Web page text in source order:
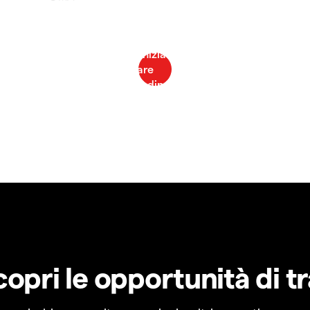
le opportunità di